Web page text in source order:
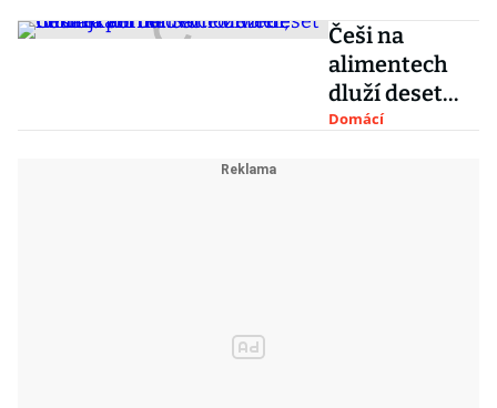
Češi na
alimentech
dluží deset
miliard
Domácí